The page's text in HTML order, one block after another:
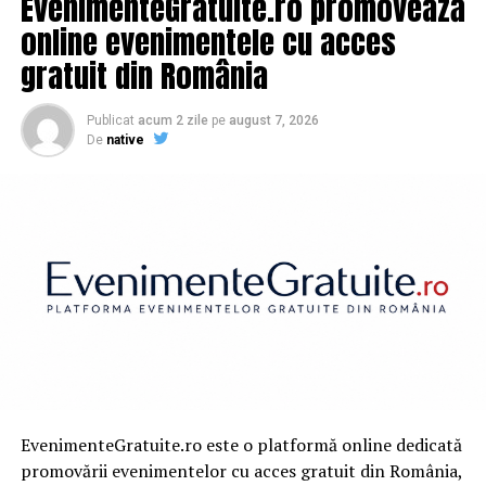
online evenimentele cu acces
gratuit din România
Publicat acum 2 zile pe august 7, 2026
De native
EvenimenteGratuite.ro este o platformă online dedicată
promovării evenimentelor cu acces gratuit din România,